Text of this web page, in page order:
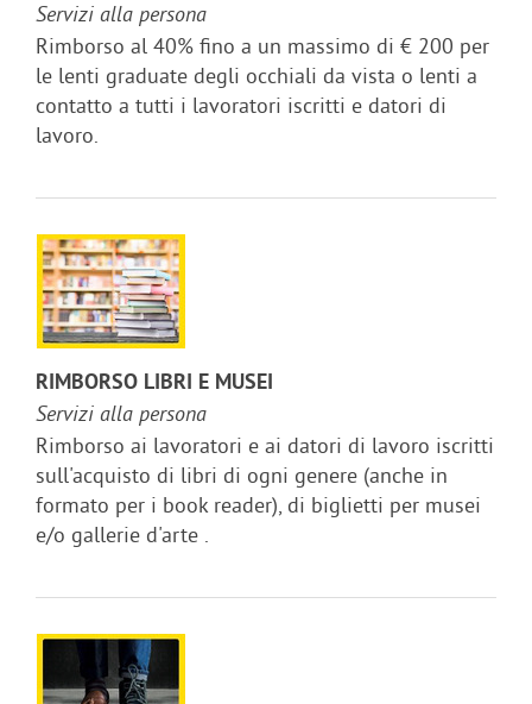
Servizi alla persona
Rimborso al 40% fino a un massimo di € 200 per
le lenti graduate degli occhiali da vista o lenti a
contatto a tutti i lavoratori iscritti e datori di
lavoro.
RIMBORSO LIBRI E MUSEI
Servizi alla persona
Rimborso ai lavoratori e ai datori di lavoro iscritti
sull'acquisto di libri di ogni genere (anche in
formato per i book reader), di biglietti per musei
e/o gallerie d'arte .